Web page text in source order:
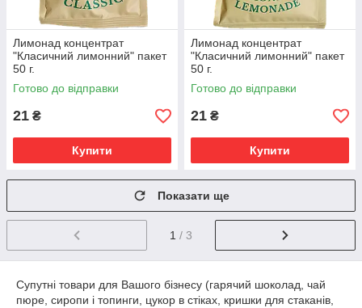
Лимонад концентрат
"Класичний лимонний" пакет
50 г.
Готово до відправки
21 ₴
Купити
Лимонад концентрат
"Класичний лимонний" пакет
50 г.
Готово до відправки
21 ₴
Купити
Показати ще
1 / 3
Супутні товари для Вашого бізнесу (гарячий шоколад, чай
пюре, сиропи і топинги, цукор в стіках, кришки для стаканів,